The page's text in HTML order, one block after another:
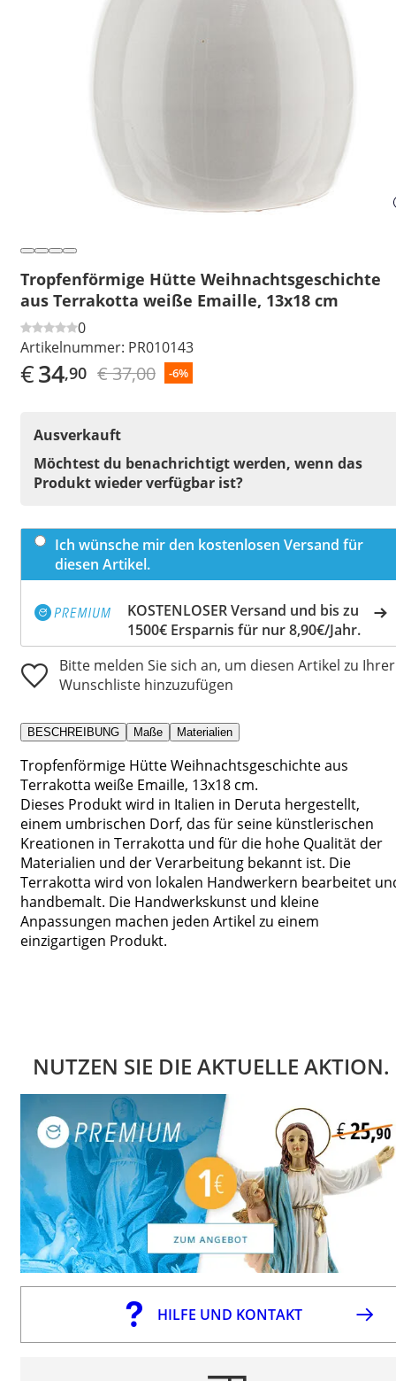
Tropfenförmige Hütte Weihnachtsgeschichte
aus Terrakotta weiße Emaille, 13x18 cm
0
Artikelnummer: PR010143
€34,90 € 37,00 -6%
Ausverkauft
Möchtest du benachrichtigt werden, wenn das
Produkt wieder verfügbar ist?
Ich wünsche mir den kostenlosen Versand für
diesen Artikel.
KOSTENLOSER Versand und bis zu
1500€ Ersparnis für nur 8,90€/Jahr.
Bitte melden Sie sich an, um diesen Artikel zu Ihrer
Wunschliste hinzuzufügen
BESCHREIBUNG Maße Materialien
Tropfenförmige Hütte Weihnachtsgeschichte aus
Terrakotta weiße Emaille, 13x18 cm.
Dieses Produkt wird in Italien in Deruta hergestellt,
einem umbrischen Dorf, das für seine künstlerischen
Kreationen in Terrakotta und für die hohe Qualität der
Materialien und der Verarbeitung bekannt ist. Die
Terrakotta wird von lokalen Handwerkern bearbeitet
handbemalt. Die Handwerkskunst und kleine
Anpassungen machen jeden Artikel zu einem
einzigartigen Produkt.
NUTZEN SIE DIE AKTUELLE AKTION.
HILFE UND KONTAKT